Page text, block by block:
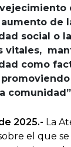
de
social o
vitales,
como
2025.- La
el que